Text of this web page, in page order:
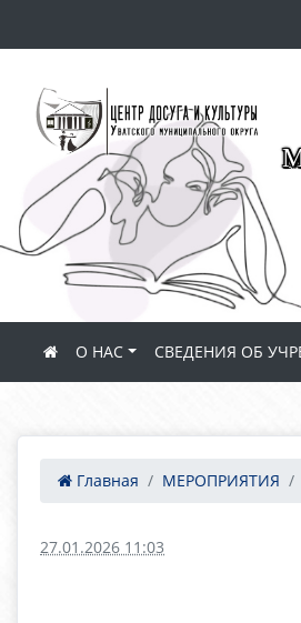
О НАС СВЕДЕНИЯ ОБ
Главная МЕРОПРИЯТИЯ
27.01.2026 11:03